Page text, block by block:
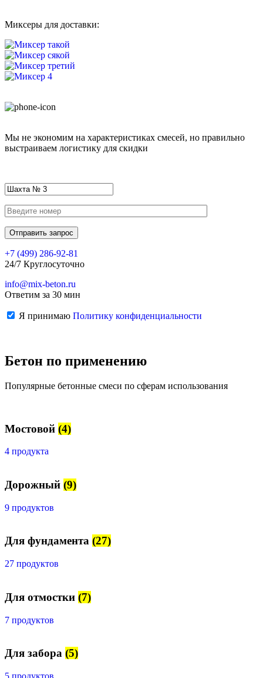
Миксеры для доставки:
Мы не экономим на характеристиках смесей, но правильно
выстраиваем логистику для скидки
+7 (499) 286-92-81
24/7 Круглосуточно
info@mix-beton.ru
Ответим за 30 мин
Я принимаю Политику конфиденциальности
Бетон по применению
Популярные бетонные смеси по сферам использования
Мостовой (4)
4 продукта
Дорожный (9)
9 продуктов
Для фундамента (27)
27 продуктов
Для отмостки (7)
7 продуктов
Для забора (5)
5 продуктов